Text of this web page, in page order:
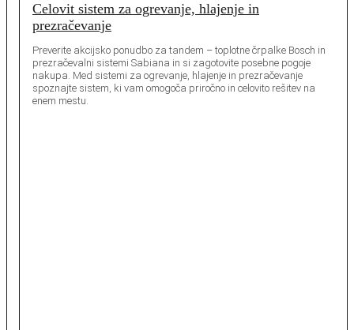
Celovit sistem za ogrevanje, hlajenje in
prezračevanje
Preverite akcijsko ponudbo za tandem – toplotne črpalke Bosch in
prezračevalni sistemi Sabiana in si zagotovite posebne pogoje
nakupa. Med sistemi za ogrevanje, hlajenje in prezračevanje
spoznajte sistem, ki vam omogoča priročno in celovito rešitev na
enem mestu.